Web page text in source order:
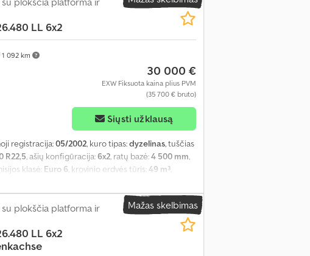
1 092 km
LL 6x2
30 000 €
EXW Fiksuota kaina plius PVM
(35 700 € bruto)
Siųsti užklausą
registracija:05/2002, kuro tipas:dyzelinas, tuščias
R22,5, ašių konfigūracija:6x2, ratų bazė:4 500 mm,
klasė: Euro 6, krovinio erdvės tūris:49 m³,
kondicionavimas, papildomi žibintai, priekabos
Mažas skelbimas
su plokščia platforma ir
LL 6x2